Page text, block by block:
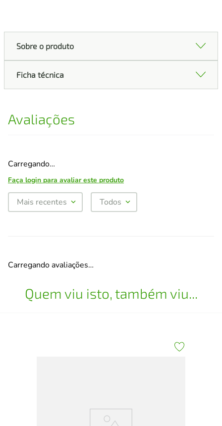
Sobre o produto
Ficha técnica
Avaliações
Carregando…
Faça login para avaliar este produto
Mais recentes Todos
Carregando avaliações…
Quem viu isto, também viu...